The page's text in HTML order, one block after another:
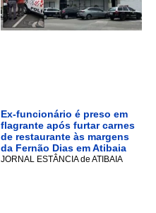
Ex-funcionário é preso em
flagrante após furtar carnes
de restaurante às margens
da Fernão Dias em Atibaia
JORNAL ESTÂNCIA de ATIBAIA